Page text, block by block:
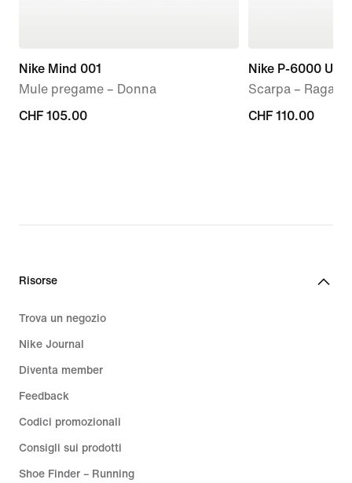
Nike Mind 001
Mule pregame – Donna
CHF
CHF 105.00
Nike P-6000
Scarpa –
CHF
CHF 110.00
Risorse
Trova un negozio
Nike Journal
Diventa member
Feedback
Codici promozionali
Consigli sui prodotti
Shoe Finder – Running